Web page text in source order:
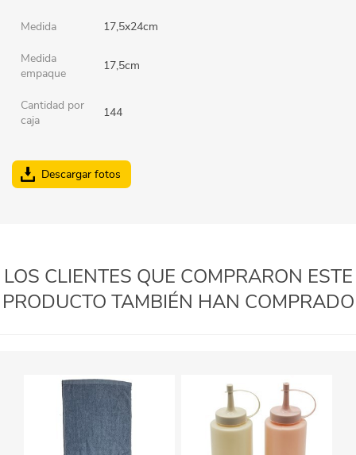
Medida 17,5x24cm
Medida
empaque
17,5cm
Cantidad por
caja
144
Descargar fotos
LOS CLIENTES QUE COMPRARON ESTE
PRODUCTO TAMBIÉN HAN COMPRADO